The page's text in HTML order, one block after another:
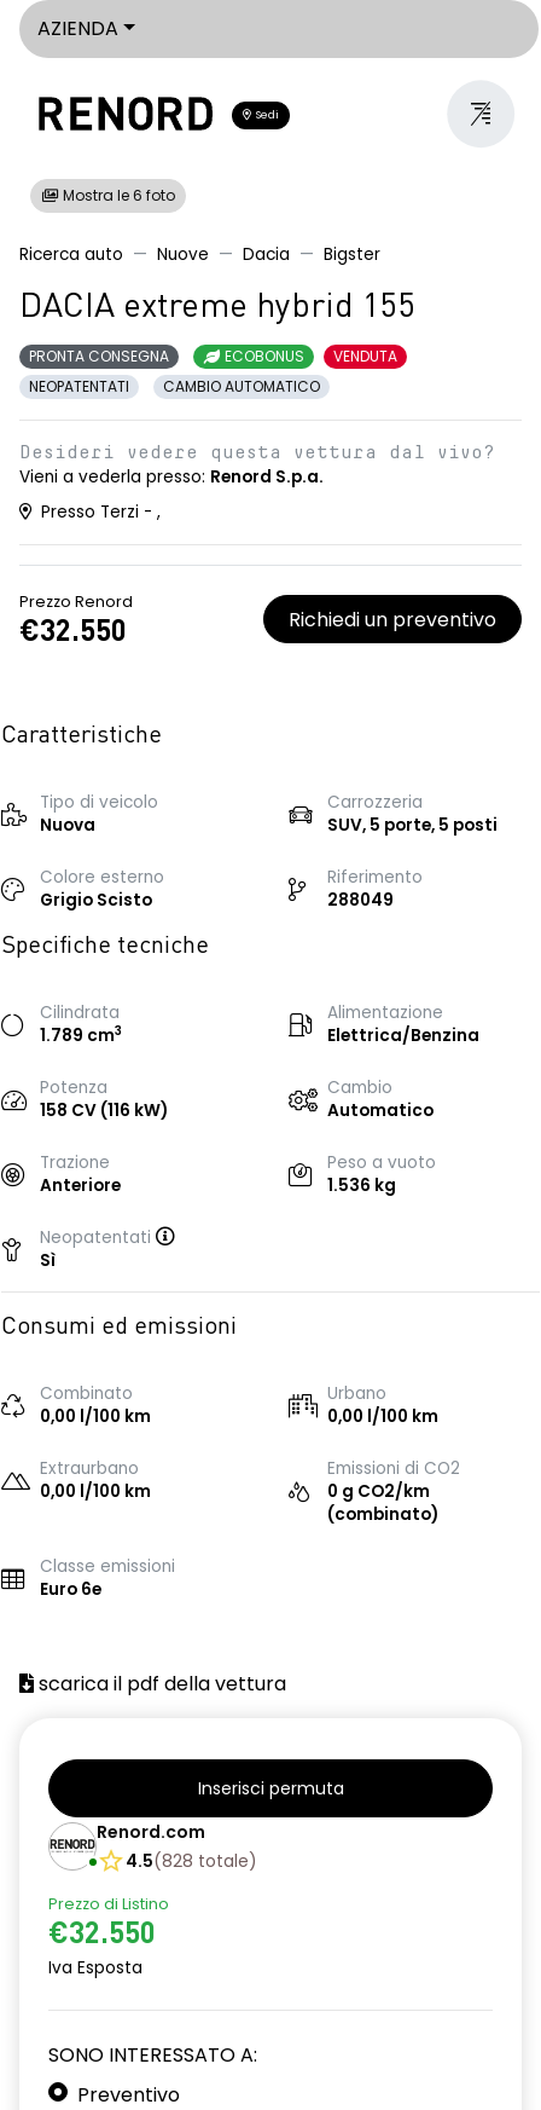
AZIENDA
Sedi
Mostra le 6 foto
Ricerca auto Nuove Dacia Bigster
DACIA extreme hybrid 155
PRONTA CONSEGNA ECOBONUS
VENDUTA
NEOPATENTATI
CAMBIO AUTOMATICO
Desideri vedere questa vettura dal vivo?
Vieni a vederla presso: Renord S.p.a.
Presso Terzi - ,
Prezzo Renord
€32.550 Richiedi un preventivo
Caratteristiche
Tipo di veicolo
Nuova
Carrozzeria
SUV, 5 porte, 5 posti
Colore esterno
Grigio Scisto
Riferimento
288049
Specifiche tecniche
Cilindrata
1.789 cm3
Alimentazione
Elettrica/Benzina
Potenza
158 CV (116 kW)
Cambio
Automatico
Trazione
Anteriore
Peso a vuoto
1.536 kg
Neopatentati
Sì
Consumi ed emissioni
Combinato
0,00 l/100 km
Urbano
0,00 l/100 km
Extraurbano
0,00 l/100 km
Emissioni di CO2
0 g CO2/km
(combinato)
Classe emissioni
Euro 6e
scarica il pdf della vettura
Inserisci permuta
Renord.com
4.5(828 totale)
Prezzo di Listino
€32.550
Iva Esposta
SONO INTERESSATO A:
Preventivo